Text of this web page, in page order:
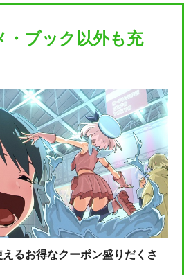
・ブック以外も充
るお得なクーポン盛りだくさ